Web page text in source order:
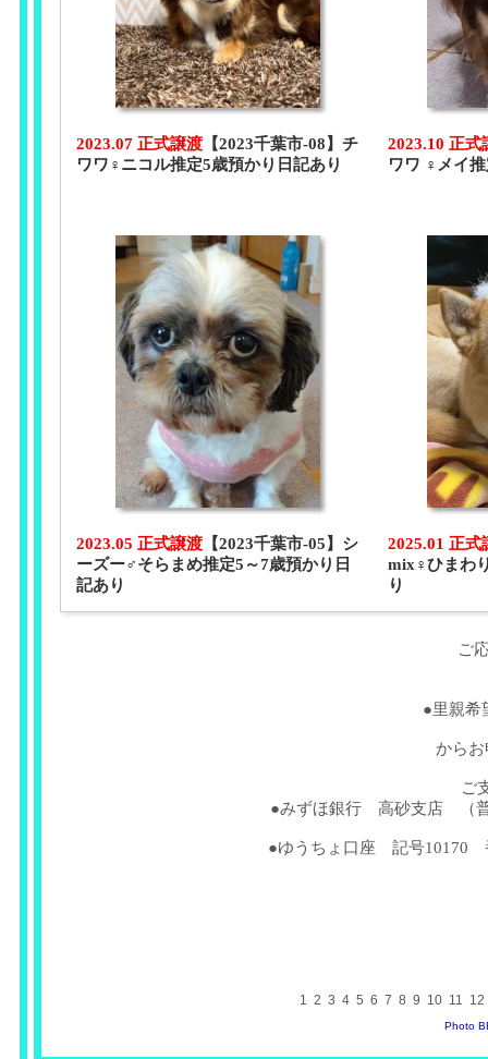
2023.07 正式譲渡 【2023千葉市-08】チ
ワワ♀ニコル推定5歳預かり日記あり
2023.10 正式
ワワ ♀メイ
2023.05 正式譲渡 【2023千葉市-05】シ
ーズー♂そらまめ推定5～7歳預かり日
記あり
2025.01 正
mix♀ひまわ
り
ご
●里親希
から
ご
●みずほ銀行 高砂支店 （
●ゆうちょ口座 記号10170
1 2 3 4 5 6 7 8 9 10 11 12
Photo